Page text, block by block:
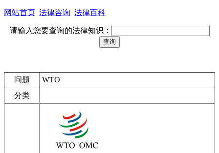
网站首页 法律咨询 法律百科
请输入您要查询的法律知识：
问题
WTO
分类